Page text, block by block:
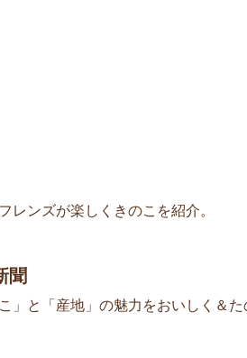
レンズが楽しくきのこを紹介。
聞
」と「産地」の魅力をおいしく＆